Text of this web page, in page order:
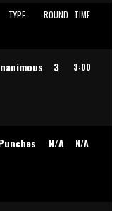
TYPE ROUND TIME
3 3:00
N/A N/A